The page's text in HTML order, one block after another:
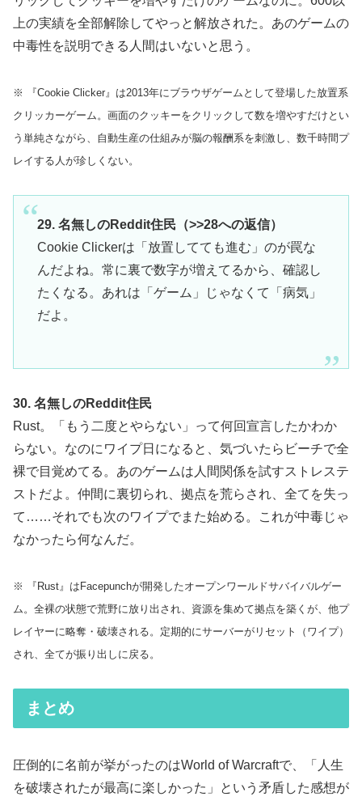
上の実績を全部解除してやっと解放された。あのゲームの
中毒性を説明できる人間はいないと思う。
※ 『Cookie Clicker』は2013年にブラウザゲームとして登場した放置系
クリッカーゲーム。画面のクッキーをクリックして数を増やすだけとい
う単純さながら、自動生産の仕組みが脳の報酬系を刺激し、数千時間プ
レイする人が珍しくない。
29. 名無しのReddit住民（>>28への返信）
Cookie Clickerは「放置してても進む」のが罠な
んだよね。常に裏で数字が増えてるから、確認し
たくなる。あれは「ゲーム」じゃなくて「病気」
だよ。
30. 名無しのReddit住民
Rust。「もう二度とやらない」って何回宣言したかわか
らない。なのにワイプ日になると、気づいたらビーチで全
裸で目覚めてる。あのゲームは人間関係を試すストレステ
ストだよ。仲間に裏切られ、拠点を荒らされ、全てを失っ
て……それでも次のワイプでまた始める。これが中毒じゃ
なかったら何なんだ。
※ 『Rust』はFacepunchが開発したオープンワールドサバイバルゲー
ム。全裸の状態で荒野に放り出され、資源を集めて拠点を築くが、他プ
レイヤーに略奪・破壊される。定期的にサーバーがリセット（ワイプ）
され、全てが振り出しに戻る。
まとめ
圧倒的に名前が挙がったのはWorld of Warcraftで、「人生
を破壊されたが最高に楽しかった」という矛盾した感想が